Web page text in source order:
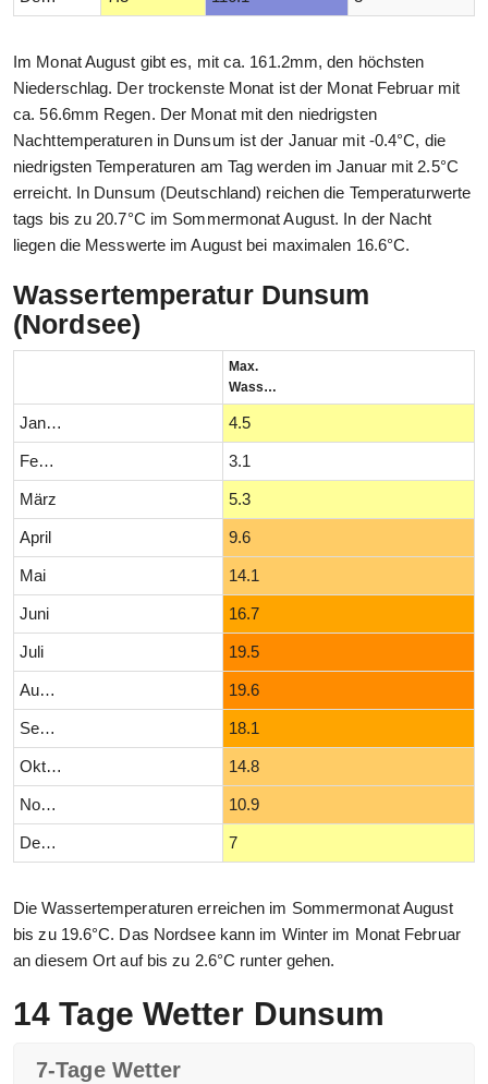
Im Monat August gibt es, mit ca. 161.2mm, den höchsten
Niederschlag. Der trockenste Monat ist der Monat Februar mit
ca. 56.6mm Regen. Der Monat mit den niedrigsten
Nachttemperaturen in Dunsum ist der Januar mit -0.4°C, die
niedrigsten Temperaturen am Tag werden im Januar mit 2.5°C
erreicht. In Dunsum (Deutschland) reichen die Temperaturwerte
tags bis zu 20.7°C im Sommermonat August. In der Nacht
liegen die Messwerte im August bei maximalen 16.6°C.
Wassertemperatur Dunsum
(Nordsee)
Max.
Wassertemperatur (°C)
Januar 4.5
Februar 3.1
März 5.3
April 9.6
Mai 14.1
Juni 16.7
Juli 19.5
August 19.6
September 18.1
Oktober 14.8
November 10.9
Dezember 7
Die Wassertemperaturen erreichen im Sommermonat August
bis zu 19.6°C. Das Nordsee kann im Winter im Monat Februar
an diesem Ort auf bis zu 2.6°C runter gehen.
14 Tage Wetter Dunsum
7-Tage Wetter